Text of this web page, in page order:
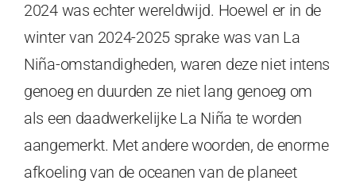
2024 was echter wereldwijd. Hoewel er in de
winter van 2024-2025 sprake was van La
Niña-omstandigheden, waren deze niet intens
genoeg en duurden ze niet lang genoeg om
als een daadwerkelijke La Niña te worden
aangemerkt. Met andere woorden, de enorme
afkoeling van de oceanen van de planeet